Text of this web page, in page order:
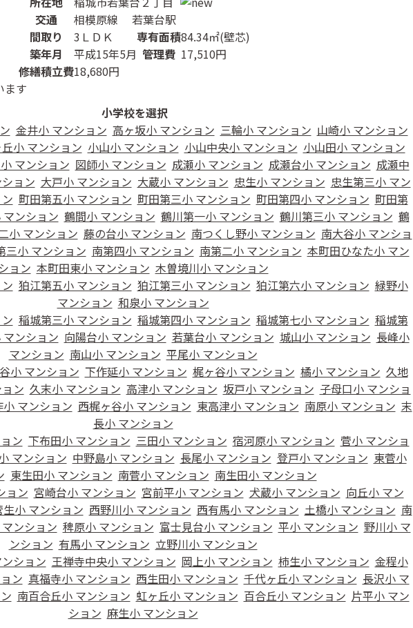
交通
相模原線 若葉台駅
間取り
3ＬＤＫ 専有面積84.34㎡(壁芯)
築年月
平成15年5月 管理費 17,510円
修繕積立費18,680円
ます
小学校を選択
金井小 マンション 高ヶ坂小 マンション 三輪小 マンション 山崎小 マンション
小 マンション 小山小 マンション 小山中央小 マンション 小山田小 マンション
マンション 図師小 マンション 成瀬小 マンション 成瀬台小 マンション 成瀬中
ョン 大戸小 マンション 大蔵小 マンション 忠生小 マンション 忠生第三小 マン
町田第五小 マンション 町田第三小 マンション 町田第四小 マンション 町田第
ンション 鶴間小 マンション 鶴川第一小 マンション 鶴川第三小 マンション 鶴
小 マンション 藤の台小 マンション 南つくし野小 マンション 南大谷小 マンショ
三小 マンション 南第四小 マンション 南第二小 マンション 本町田ひなた小 マン
ション 本町田東小 マンション 木曽境川小 マンション
狛江第五小 マンション 狛江第三小 マンション 狛江第六小 マンション 緑野小
マンション 和泉小 マンション
稲城第三小 マンション 稲城第四小 マンション 稲城第七小 マンション 稲城第
ンション 向陽台小 マンション 若葉台小 マンション 城山小 マンション 長峰小
マンション 南山小 マンション 平尾小 マンション
小 マンション 下作延小 マンション 梶ヶ谷小 マンション 橘小 マンション 久地
ン 久末小 マンション 高津小 マンション 坂戸小 マンション 子母口小 マンショ
小 マンション 西梶ヶ谷小 マンション 東高津小 マンション 南原小 マンション 末
長小 マンション
ン 下布田小 マンション 三田小 マンション 宿河原小 マンション 菅小 マンショ
マンション 中野島小 マンション 長尾小 マンション 登戸小 マンション 東菅小
東生田小 マンション 南菅小 マンション 南生田小 マンション
ョン 宮崎台小 マンション 宮前平小 マンション 犬蔵小 マンション 向丘小 マン
生小 マンション 西野川小 マンション 西有馬小 マンション 土橋小 マンション 南
ンション 稗原小 マンション 富士見台小 マンション 平小 マンション 野川小 マ
ンション 有馬小 マンション 立野川小 マンション
ション 王禅寺中央小 マンション 岡上小 マンション 柿生小 マンション 金程小
ン 真福寺小 マンション 西生田小 マンション 千代ヶ丘小 マンション 長沢小 マ
南百合丘小 マンション 虹ヶ丘小 マンション 百合丘小 マンション 片平小 マン
ション 麻生小 マンション